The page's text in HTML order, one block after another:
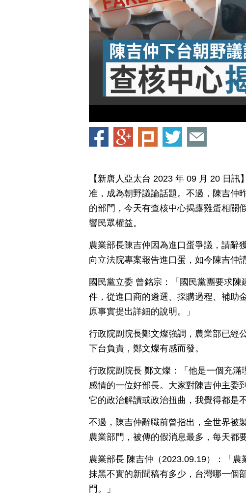
【新唐人亞太台 2023 年 09 月 20 日
准，成為朝野議論話題。不過，陳吉仲
的部門，今天有查核中心揭露雞蛋相關
響民眾權益。
農業部長陳吉仲因為進口蛋爭議，請辭
向立法院專案報告進口蛋，如今陳吉仲
國民黨立委 曾銘宗：「國民黨團要求
件，從進口商的遴選、採購過程、補助
原事實提出詳細的說明。」
行政院副院長鄭文燦強調，農業部已經
下台負責，鄭文燦有感而發。
行政院副院長 鄭文燦：「他是一個充
感情的一位好部長。大家對陳吉仲主委
它的政治解讀或政治扭曲，我覺得都是
不過，陳吉仲辭職前曾指出，全世界被
農業部門，被傳的假消息最多，每天都
農業部長 陳吉仲（2023.09.19）：「
抹黑不實的新聞稿有多少，台灣哪一個
門。」